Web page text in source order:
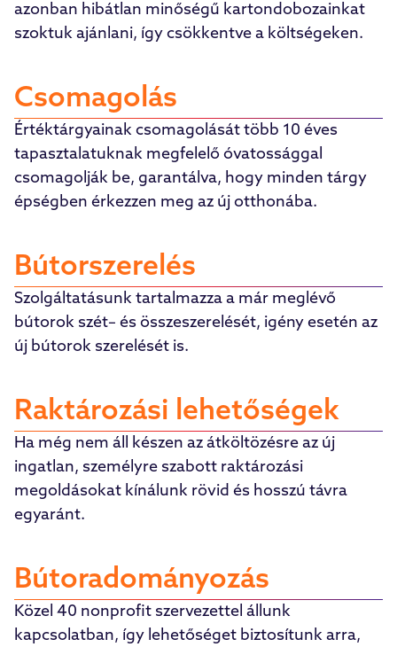
azonban hibátlan minőségű kartondobozainkat
szoktuk ajánlani, így csökkentve a költségeken.
Csomagolás
Értéktárgyainak csomagolását több 10 éves
tapasztalatuknak megfelelő óvatossággal
csomagolják be, garantálva, hogy minden tárgy
épségben érkezzen meg az új otthonába.
Bútorszerelés
Szolgáltatásunk tartalmazza a már meglévő
bútorok szét– és összeszerelését, igény esetén az
új bútorok szerelését is.
Raktározási lehetőségek
Ha még nem áll készen az átköltözésre az új
ingatlan, személyre szabott raktározási
megoldásokat kínálunk rövid és hosszú távra
egyaránt.
Bútoradományozás
Közel 40 nonprofit szervezettel állunk
kapcsolatban, így lehetőséget biztosítunk arra,